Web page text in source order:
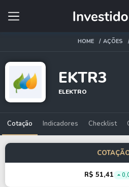
HOME AÇÕES
EKTR3
ELEKTRO
Cotação Indicadores Checklist
R$ 51,41